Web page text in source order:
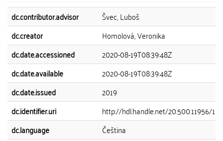
dc.contributor.advisor
Švec, Luboš
dc.creator
Homolová, Veronika
dc.date.accessioned
2020-08-19T08:39:48Z
dc.date.available
2020-08-19T08:39:48Z
dc.date.issued
2019
dc.identifier.uri
http://hdl.handle.net/20.500.11956/
dc.language
Čeština